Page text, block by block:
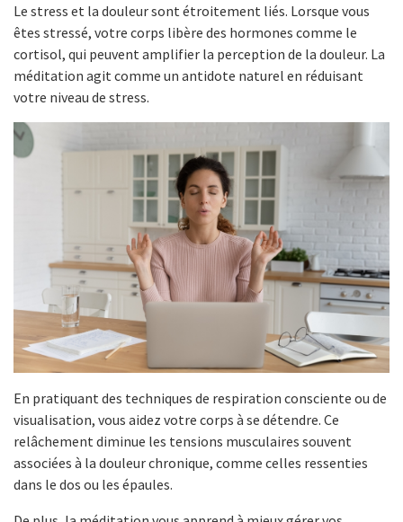
Le stress et la douleur sont étroitement liés. Lorsque vous
êtes stressé, votre corps libère des hormones comme le
cortisol, qui peuvent amplifier la perception de la douleur. La
méditation agit comme un antidote naturel en réduisant
votre niveau de stress.
En pratiquant des techniques de respiration consciente ou de
visualisation, vous aidez votre corps à se détendre. Ce
relâchement diminue les tensions musculaires souvent
associées à la douleur chronique, comme celles ressenties
dans le dos ou les épaules.